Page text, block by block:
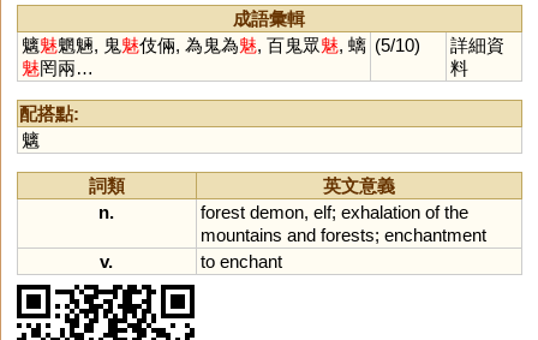
成語彙輯
魑魅魍魎, 鬼魅伎倆, 為鬼為魅, 百鬼眾魅, 螭
魅罔兩…
(5/10)
詳細資
料
配搭點:
魑
詞類
英文意義
n.
forest demon, elf; exhalation of the
mountains and forests; enchantment
v.
to enchant